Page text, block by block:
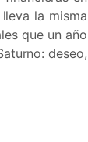
la misma
que un año
deseo,